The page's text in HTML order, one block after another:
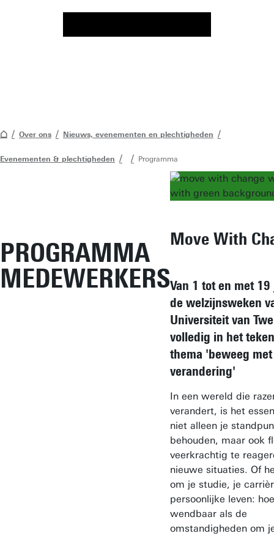
Over ons Nieuws, evenementen en plechtigheden
Evenementen & plechtigheden Programma
PROGRAMMA
MEDEWERKERS
Move With
Van 1 tot en met
de welzijnsweken
Universiteit van
volledig in het
thema 'beweeg met
verandering'
In een wereld die
verandert, is het
niet alleen je
behouden, maar ook
veerkrachtig te
nieuwe situaties. Of
om je studie, je
persoonlijke leven:
wendbaar als de
omstandigheden om